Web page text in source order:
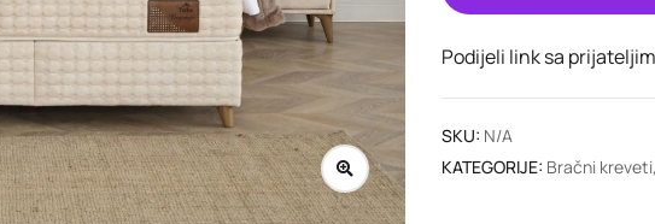
Podijeli link sa
SKU: N/A
KATEGORIJE: Bračni kreveti,